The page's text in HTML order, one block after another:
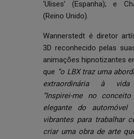
‘Ulises’ (Espanha); e
(Reino Unido).
Wannerstedt é diretor
3D reconhecido pelas
animações hipnotizantes
que “o LBX traz uma
extraordinária à vida
“Inspirei-me no
elegante do
vibrantes para trabalhar
criar uma obra de arte